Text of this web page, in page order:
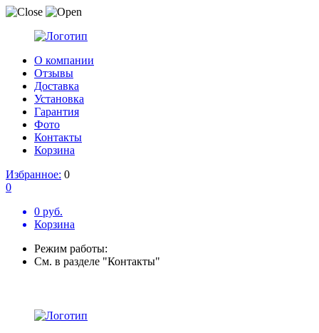
О компании
Отзывы
Доставка
Установка
Гарантия
Фото
Контакты
Корзина
Избранное: 0
0
0 руб.
Корзина
Режим работы:
См. в разделе "Контакты"